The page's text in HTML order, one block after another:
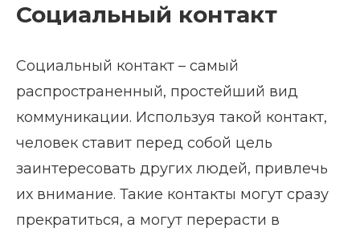
Социальный контакт
Социальный контакт – самый
распространенный, простейший вид
коммуникации. Используя такой контакт,
человек ставит перед собой цель
заинтересовать других людей, привлечь
их внимание. Такие контакты могут сразу
прекратиться, а могут перерасти в